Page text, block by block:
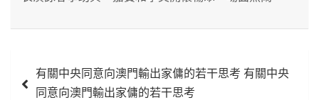
章
有關中央同意向澳門輸出家傭的若干思考 有關中央
同意向澳門輸出家傭的若干思考